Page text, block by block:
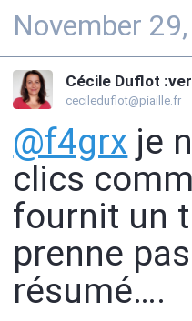
November
Cécile Duflot
cecileduflot@piaille.fr
@f4grx je
clics
fournit un
prenne
résumé….